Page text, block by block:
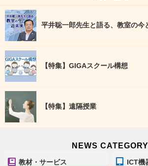
平井聡一郎先生と語る、教室の今
【特集】GIGAスクール構想
【特集】遠隔授業
NEWS CATEGORY
教材・サービス ICT機